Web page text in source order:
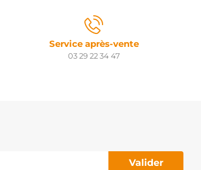
Service après-vente
03 29 22 34 47
Valider